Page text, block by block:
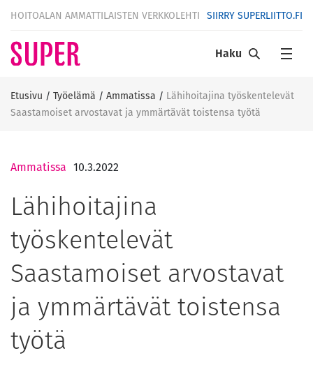
HOITOALAN AMMATTILAISTEN VERKKOLEHTI SIIRRY SUPERLIITTO.FI
Haku
Etusivu / Työelämä / Ammatissa / Lähihoitajina työskentelevät
Saastamoiset arvostavat ja ymmärtävät toistensa työtä
Ammatissa 10.3.2022
Lähihoitajina
työskentelevät
Saastamoiset arvostavat
ja ymmärtävät toistensa
työtä